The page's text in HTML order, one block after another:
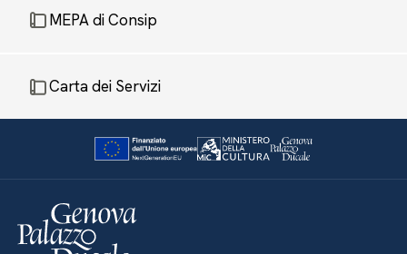
MEPA di Consip
Carta dei Servizi